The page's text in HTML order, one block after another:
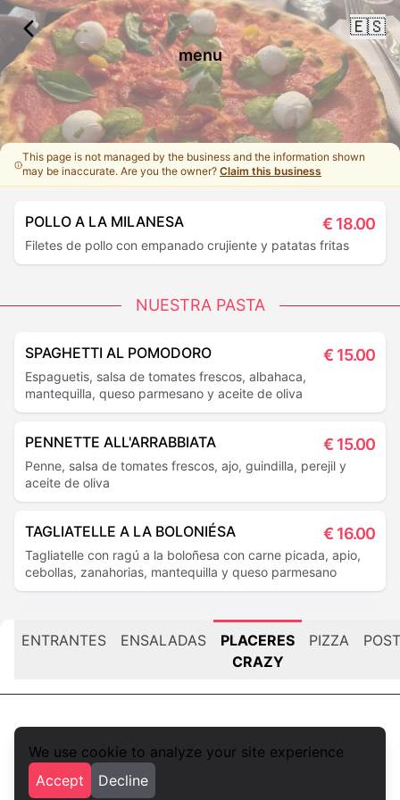
We use cookie to analyze your site experience
Accept
Decline
🇪🇸
menu
This page is not managed by the business and the information shown
may be inaccurate. Are you the owner?Claim this business
POLLO A LA MILANESA € 18.00
Filetes de pollo con empanado crujiente y patatas fritas
NUESTRA PASTA
SPAGHETTI AL POMODORO € 15.00
Espaguetis, salsa de tomates frescos, albahaca,
mantequilla, queso parmesano y aceite de oliva
PENNETTE ALL'ARRABBIATA € 15.00
Penne, salsa de tomates frescos, ajo, guindilla, perejil y
aceite de oliva
TAGLIATELLE A LA BOLONIÉSA € 16.00
Tagliatelle con ragú a la boloñesa con carne picada, apio,
cebollas, zanahorias, mantequilla y queso parmesano
ENTRANTES ENSALADAS
PLACERES
CRAZY
PIZZA